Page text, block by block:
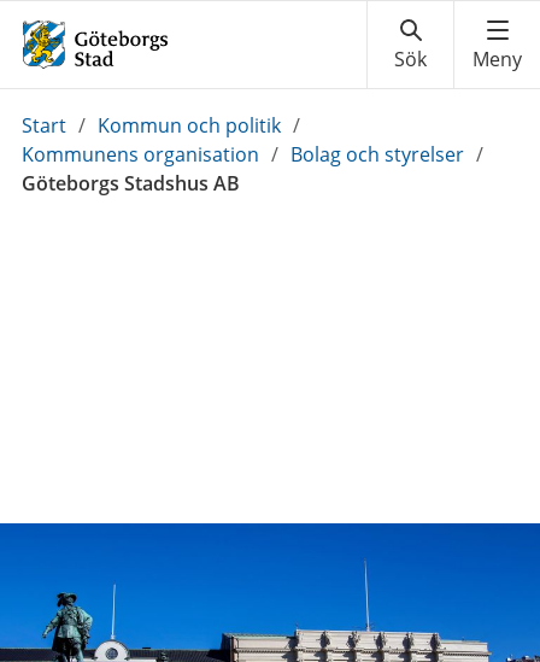
Du
är
här:
Start / Kommun och politik /
Kommunens organisation / Bolag och styrelser /
Göteborgs Stadshus AB